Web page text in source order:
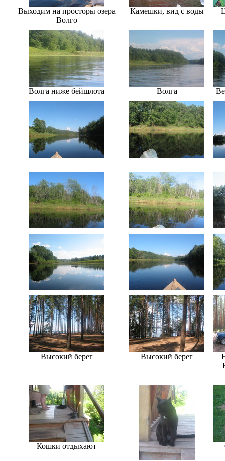
Выходим на просторы озера
Волго
Камешки, вид с воды
Волга ниже бейшлота Волга
Высокий берег Высокий берег
Кошки отдыхают